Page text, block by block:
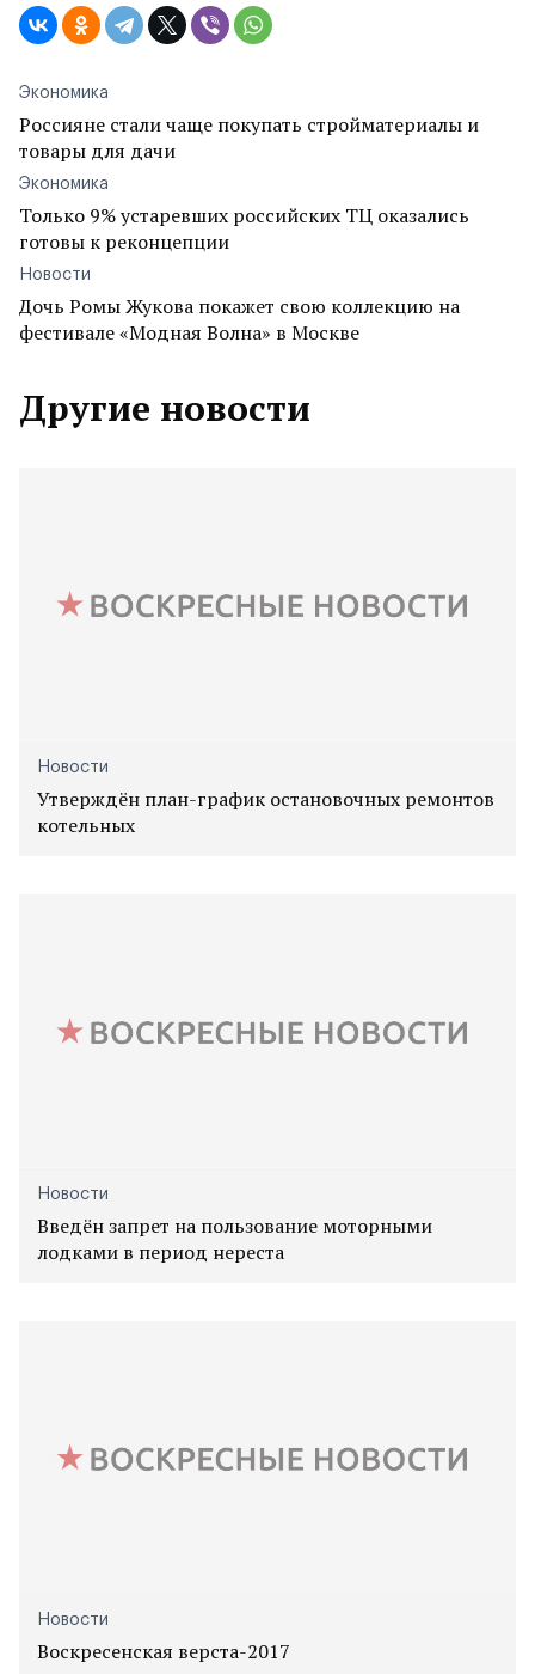
Экономика
Россияне стали чаще покупать стройматериалы и
товары для дачи
Экономика
Только 9% устаревших российских ТЦ оказались
готовы к реконцепции
Новости
Дочь Ромы Жукова покажет свою коллекцию на
фестивале «Модная Волна» в Москве
Другие новости
Новости
Утверждён план-график остановочных ремонтов
котельных
Новости
Введён запрет на пользование моторными
лодками в период нереста
Новости
Воскресенская верста-2017